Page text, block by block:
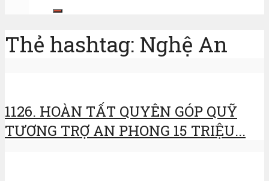
Thẻ hashtag: Nghệ An
1126. HOÀN TẤT QUYÊN GÓP QUỸ
TƯƠNG TRỢ AN PHONG 15 TRIỆU...